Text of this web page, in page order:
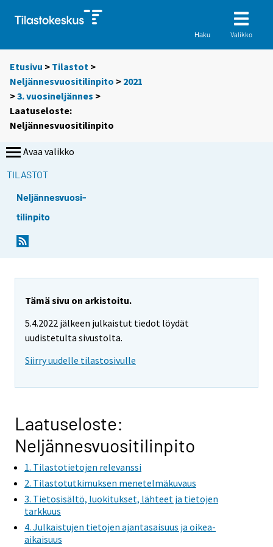
Haku Valikko
Etusivu > Tilastot >
Neljännesvuositilinpito > 2021
>3. vuosineljännes >
Laatuseloste:
Neljännesvuositilinpito
Avaa valikko
TILASTOT
Neljännesvuosi-
tilinpito
Tämä sivu on arkistoitu.
5.4.2022 jälkeen julkaistut tiedot löydät
uudistetulta sivustolta.
Siirry uudelle tilastosivulle
Laatuseloste:
Neljännesvuositilinpito
1. Tilastotietojen relevanssi
2. Tilastotutkimuksen menetelmäkuvaus
3. Tietosisältö, luokitukset, lähteet ja tietojen
tarkkuus
4. Julkaistujen tietojen ajantasaisuus ja oikea-
aikaisuus